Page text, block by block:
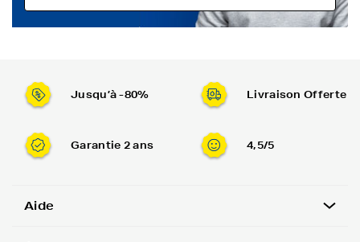
Jusqu’à -80% Livraison Offerte
Garantie 2 ans 4,5/5
Aide